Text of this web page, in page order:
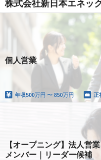
株式会社新日本エネッ
個人営業
年収500万円 〜 850万円 正
【オープニング】法人営
メンバー｜リーダー候補